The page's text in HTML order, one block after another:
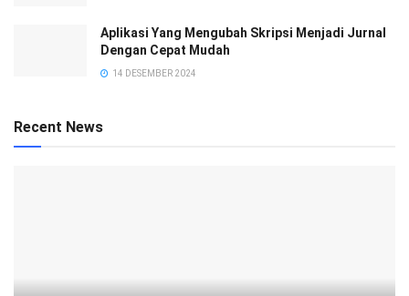
Aplikasi Yang Mengubah Skripsi Menjadi Jurnal
Dengan Cepat Mudah
14 DESEMBER 2024
Recent News